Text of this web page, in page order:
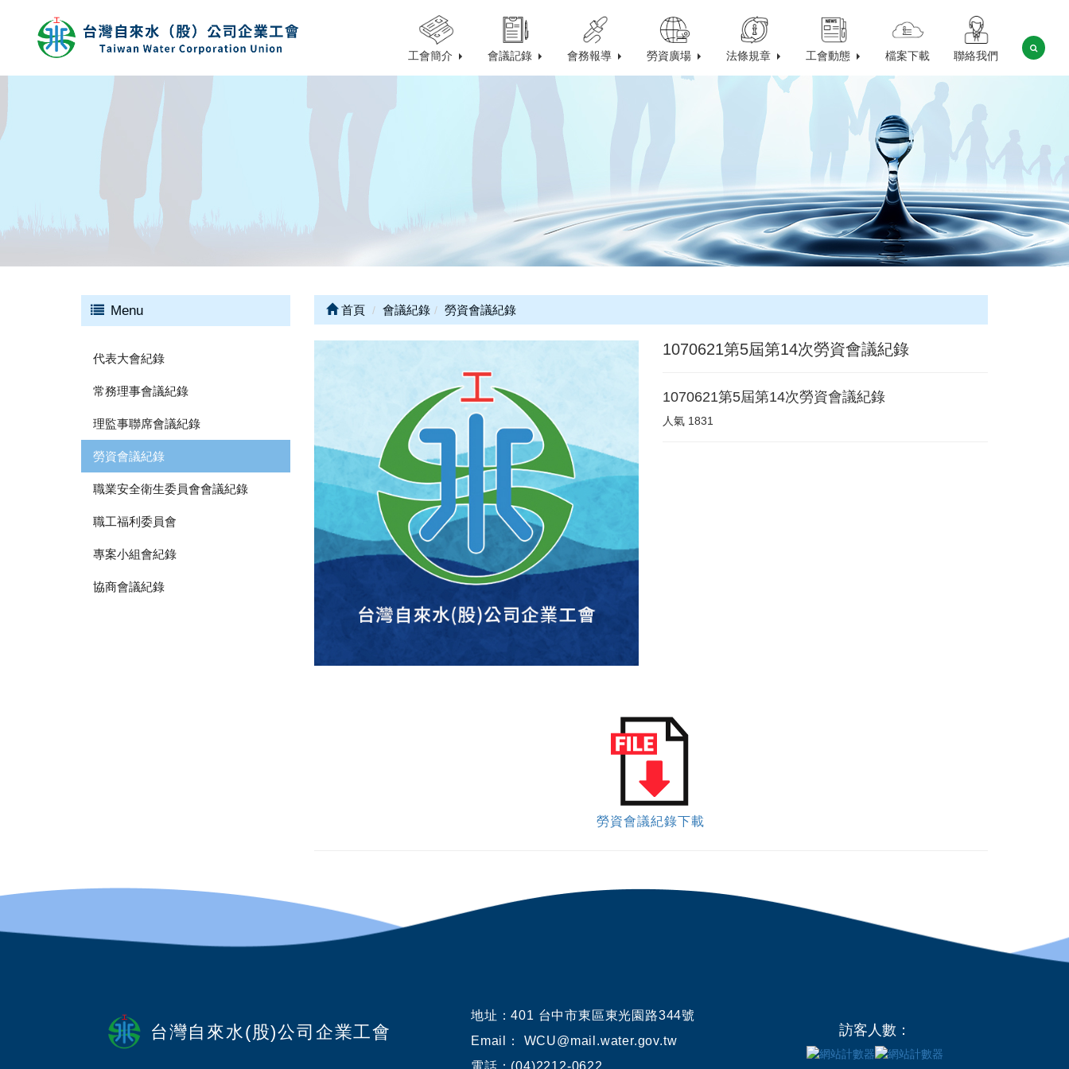
工會簡介 會議記錄 會務報導 勞資廣場 法條規章 工會動態 檔案下載 聯絡我們
Menu
代表大會紀錄
常務理事會議紀錄
理監事聯席會議紀錄
勞資會議紀錄
職業安全衛生委員會會議紀錄
職工福利委員會
專案小組會紀錄
協商會議紀錄
首頁 會議紀錄 勞資會議紀錄
1070621第5屆第14次勞資會議紀錄
1070621第5屆第14次勞資會議紀錄
人氣 1831
勞資會議紀錄下載
台灣自來水(股)公司企業工會
地址：401 台中市東區東光園路344號
Email： WCU@mail.water.gov.tw
電話：(04)2212-0622
訪客人數：